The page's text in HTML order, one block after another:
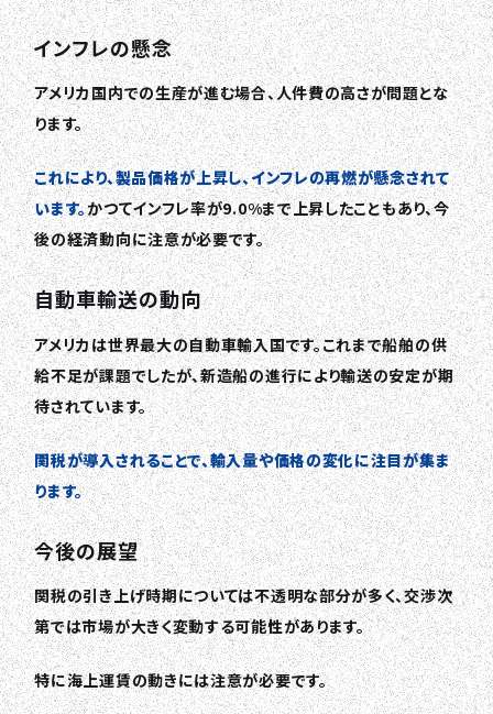
インフレの懸念
アメリカ国内での生産が進む場合、人件費の高さが問題とな
ります。
これにより、製品価格が上昇し、インフレの再燃が懸念されて
います。かつてインフレ率が9.0%まで上昇したこともあり、今
後の経済動向に注意が必要です。
自動車輸送の動向
アメリカは世界最大の自動車輸入国です。これまで船舶の供
給不足が課題でしたが、新造船の進行により輸送の安定が期
待されています。
関税が導入されることで、輸入量や価格の変化に注目が集ま
ります。
今後の展望
関税の引き上げ時期については不透明な部分が多く、交渉次
第では市場が大きく変動する可能性があります。
特に海上運賃の動きには注意が必要です。